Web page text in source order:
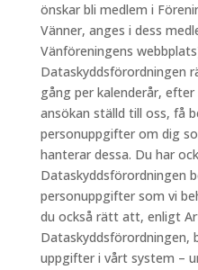
önskar bli medlem i
Vänner, anges i dess
Vänföreningens
Dataskyddsförordningen
gång per kalenderår,
ansökan ställd till oss, få
personuppgifter om dig
hanterar dessa. Du har
Dataskyddsförordningen
personuppgifter som vi
du också rätt att, enligt
Dataskyddsförordningen,
uppgifter i vårt system –